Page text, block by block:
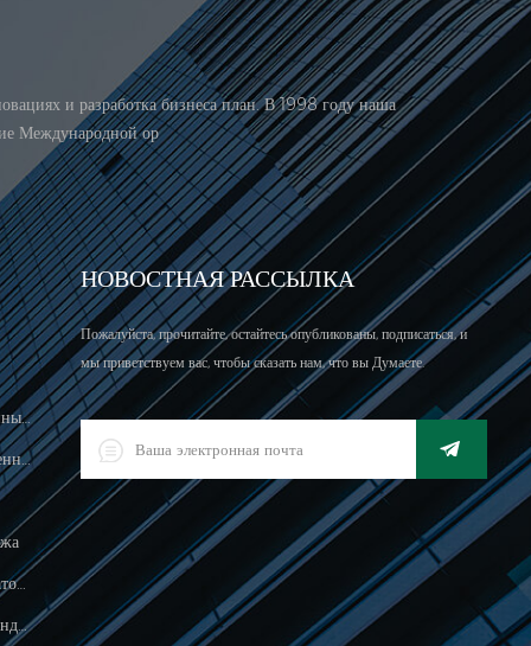
и разработка бизнеса план. В 1998 году наша
Международной ор
Масштаб Вычисления Цен, Разрешенный Для Торговли
Светодиодный Цифровой Промышленный Водонепроницаемый Индикатор Взвешивания
Водонепроницаемый 150 Кг Индикатор Взвешивания
Пищевая Обработка Электронного Индикатора Взвешивания
НОВОСТНАЯ РАССЫЛКА
Пожалуйста, прочитайте, остайтесь опубликованы, подписаться, и
мы приветствуем вас, чтобы сказать нам, что вы Думаете.